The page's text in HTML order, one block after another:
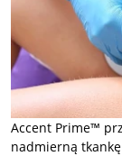
Accent Prime™
nadmierną